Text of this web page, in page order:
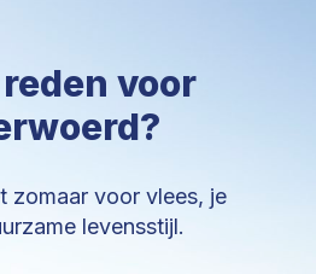
voor
zomaar voor vlees, je
levensstijl.